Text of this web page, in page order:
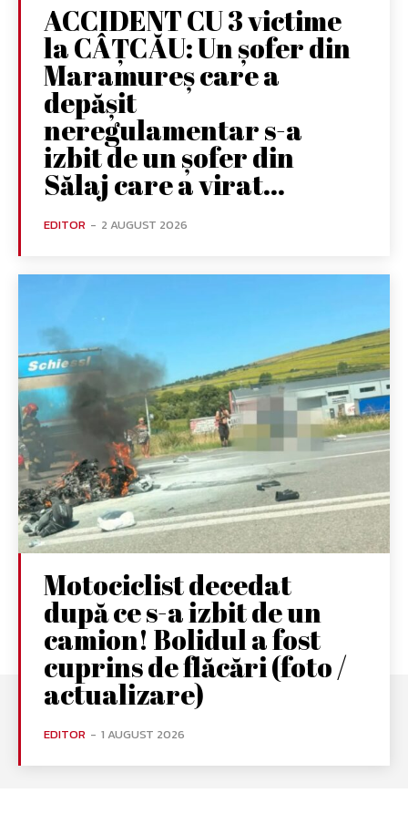
ACCIDENT CU 3 victime
la CÂȚCĂU: Un șofer din
Maramureș care a
depășit
neregulamentar s-a
izbit de un șofer din
Sălaj care a virat...
EDITOR - 2 AUGUST 2026
Motociclist decedat
după ce s-a izbit de un
camion! Bolidul a fost
cuprins de flăcări (foto /
actualizare)
EDITOR - 1 AUGUST 2026